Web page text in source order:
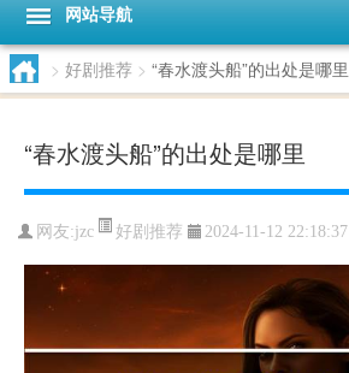
网站导航
> 好剧推荐 > “春水渡头船”的出处是哪里
“春水渡头船”的出处是哪里
网友:jzc 好剧推荐 2024-11-12 22:18:37